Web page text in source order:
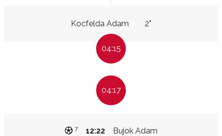
Kocfelda Adam 2"
04:15
04:17
Bujok Adam
12:22
7